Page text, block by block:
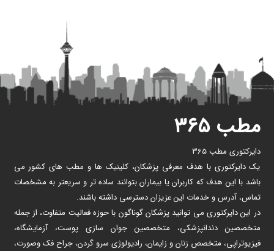
مطب ۳۶۵
دایرکتوری مطب 365
یک دایرکتوری با هدف معرفی پزشکان، کلینیک ها و مطب های کشور می
باشد با این هدف که کاربران یا بیماران بتوانند ساده تر و سریعتر به مشخصات
تماس، آدرس و خدمات این عزیزان دسترسی داشته باشند.
در این دایرکتوری می توانید پزشکان گوناگون با حوزه فعالیت متفاوت، از جمله
متخصصین دندانپزشکی، متخصصین جوان سازی پوست، آزمایشگاه،
فیزیوتراپی، متخصص زنان و زایمان، رادیولوژی سرو گردن، جراح فک وصورت،